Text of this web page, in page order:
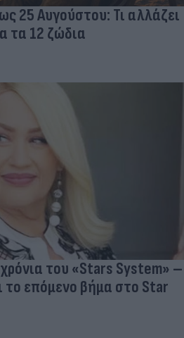
25 Αυγούστου: Τι αλλάζει
τα 12 ζώδια
του «Stars System» –
επόμενο βήμα στο Star